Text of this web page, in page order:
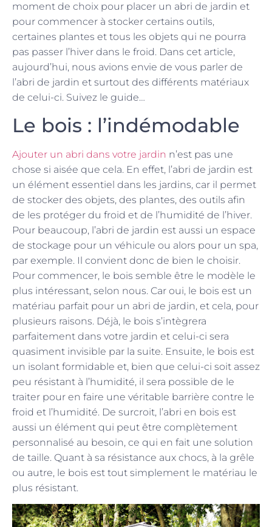
moment de choix pour placer un abri de jardin et
pour commencer à stocker certains outils,
certaines plantes et tous les objets qui ne pourra
pas passer l’hiver dans le froid. Dans cet article,
aujourd’hui, nous avions envie de vous parler de
l’abri de jardin et surtout des différents matériaux
de celui-ci. Suivez le guide…
Le bois : l’indémodable
Ajouter un abri dans votre jardin n’est pas une
chose si aisée que cela. En effet, l’abri de jardin est
un élément essentiel dans les jardins, car il permet
de stocker des objets, des plantes, des outils afin
de les protéger du froid et de l’humidité de l’hiver.
Pour beaucoup, l’abri de jardin est aussi un espace
de stockage pour un véhicule ou alors pour un spa,
par exemple. Il convient donc de bien le choisir.
Pour commencer, le bois semble être le modèle le
plus intéressant, selon nous. Car oui, le bois est un
matériau parfait pour un abri de jardin, et cela, pour
plusieurs raisons. Déjà, le bois s’intègrera
parfaitement dans votre jardin et celui-ci sera
quasiment invisible par la suite. Ensuite, le bois est
un isolant formidable et, bien que celui-ci soit assez
peu résistant à l’humidité, il sera possible de le
traiter pour en faire une véritable barrière contre le
froid et l’humidité. De surcroit, l’abri en bois est
aussi un élément qui peut être complètement
personnalisé au besoin, ce qui en fait une solution
de taille. Quant à sa résistance aux chocs, à la grêle
ou autre, le bois est tout simplement le matériau le
plus résistant.